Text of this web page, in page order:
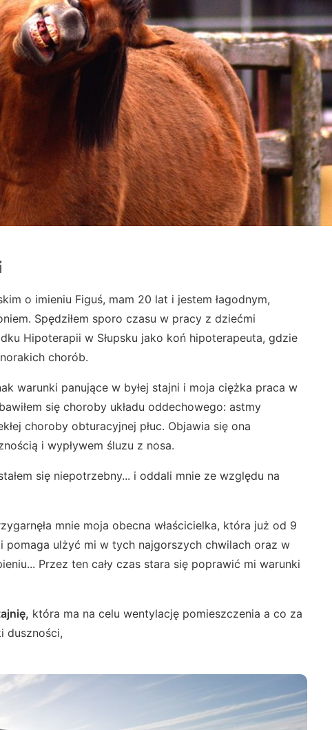
o imieniu Figuś, mam 20 lat i jestem łagodnym,
Spędziłem sporo czasu w pracy z dziećmi
Hipoterapii w Słupsku jako koń hipoterapeuta, gdzie
chorób.
warunki panujące w byłej stajni i moja ciężka praca w
się choroby układu oddechowego: astmy
choroby obturacyjnej płuc. Objawia się ona
i wypływem śluzu z nosa.
się niepotrzebny... i oddali mnie ze względu na
mnie moja obecna właścicielka, która już od 9
pomaga ulżyć mi w tych najgorszych chwilach oraz w
Przez ten cały czas stara się poprawić mi warunki
która ma na celu wentylację pomieszczenia a co za
duszności,